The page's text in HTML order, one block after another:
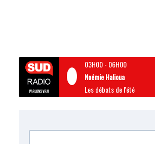
03H00- 06H00
Noémie Halioua
Les débats de l'été